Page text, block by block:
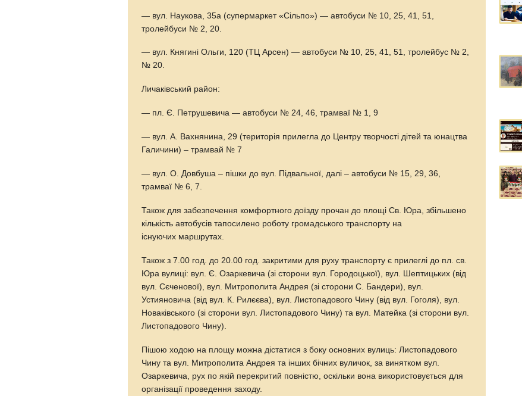
— вул. Наукова, 35а (супермаркет «Сільпо») — автобуси № 10, 25, 41, 51,
тролейбуси № 2, 20.
— вул. Княгині Ольги, 120 (ТЦ Арсен) — автобуси № 10, 25, 41, 51, тролейбус № 2,
№ 20.
Личаківський район:
— пл. Є. Петрушевича — автобуси № 24, 46, трамваї № 1, 9
— вул. А. Вахнянина, 29 (територія прилегла до Центру творчості дітей та юнацтва
Галичини) – трамвай № 7
— вул. О. Довбуша – пішки до вул. Підвальної, далі – автобуси № 15, 29, 36,
трамваї № 6, 7.
Також для забезпечення комфортного доїзду прочан до площі Св. Юра, збільшено
кількість автобусів тапосилено роботу громадського транспорту на
існуючих маршрутах.
Також з 7.00 год. до 20.00 год. закритими для руху транспорту є прилеглі до пл. св.
Юра вулиці: вул. Є. Озаркевича (зі сторони вул. Городоцької), вул. Шептицьких (від
вул. Сєченової), вул. Митрополита Андрея (зі сторони С. Бандери), вул.
Устияновича (від вул. К. Рилєєва), вул. Листопадового Чину (від вул. Гоголя), вул.
Новаківського (зі сторони вул. Листопадового Чину) та вул. Матейка (зі сторони вул.
Листопадового Чину).
Пішою ходою на площу можна дістатися з боку основних вулиць: Листопадового
Чину та вул. Митрополита Андрея та інших бічних вуличок, за винятком вул.
Озаркевича, рух по якій перекритий повністю, оскільки вона використовується для
організації проведення заходу.